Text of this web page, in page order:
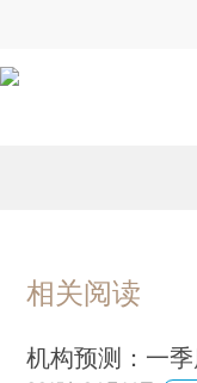
相关阅读
机构预测：一季